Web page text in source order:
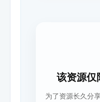
该资源仅
为了资源长久分